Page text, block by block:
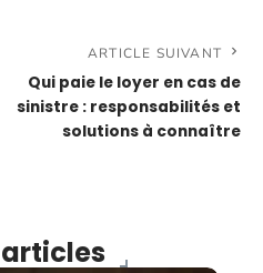
ARTICLE SUIVANT
Qui paie le loyer en cas de
sinistre : responsabilités et
solutions à connaître